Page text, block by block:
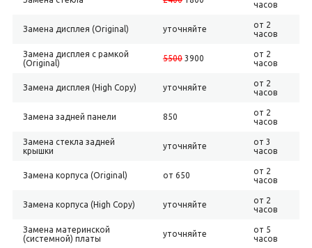
часов
Замена дисплея (Original) уточняйте
от 2
часов
Замена дисплея с рамкой
(Original)
55003900
от 2
часов
Замена дисплея (High Copy) уточняйте
от 2
часов
Замена задней панели 850
от 2
часов
Замена стекла задней
крышки
уточняйте
от 3
часов
Замена корпуса (Original) от 650
от 2
часов
Замена корпуса (High Copy) уточняйте
от 2
часов
Замена материнской
(системной) платы
уточняйте
от 5
часов